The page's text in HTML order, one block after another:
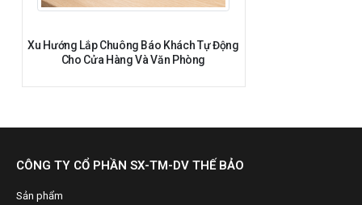
Xu Hướng Lắp Chuông Báo Khách Tự Động
Cho Cửa Hàng Và Văn Phòng
CÔNG TY CỔ PHẦN SX-TM-DV THẾ BẢO
Sản phẩm